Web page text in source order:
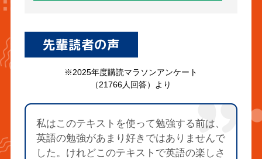
先輩読者の声
※2025年度購読マラソンアンケート
（21766人回答）より
私はこのテキストを使って勉強する前は、
英語の勉強があまり好きではありませんで
した。けれどこのテキストで英語の楽しさ